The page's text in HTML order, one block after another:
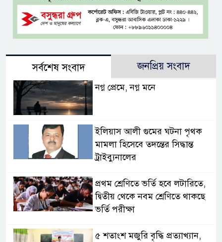
সর্বশেষ সংবাদ জনপ্রিয় সংবাদ
নগ্ন প্রেমে, নগ্ন মনে
ইলিয়াস আলী গুমের ঘটনা পৃথক
মামলা হিসেবে তদন্তের সিদ্ধান্ত
ট্রাইব্যুনালের
প্রথম শ্রেণিতে ভর্তি হবে লটারিতে,
দ্বিতীয় থেকে নবম শ্রেণিতে থাকছে
ভর্তি পরীক্ষা
৫ শতাংশ মজুরি বৃদ্ধি প্রত্যাখ্যান,